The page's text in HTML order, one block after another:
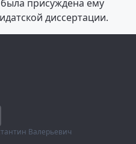
присуждена ему
диссертации.
Валерьевич